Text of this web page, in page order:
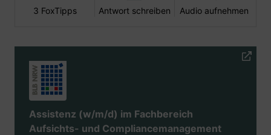
3 FoxTipps Antwort schreiben Audio aufnehmen
Assistenz (w/m/d) im Fachbereich
Aufsichts- und Compliancemanagement